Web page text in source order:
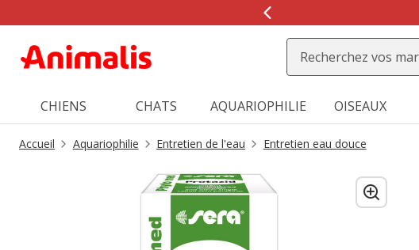
de
message,
CHIENS CHATS AQUARIOPHILIE OISEAUX
Accueil Aquariophilie Entretien de l'eau
Entretien eau douce